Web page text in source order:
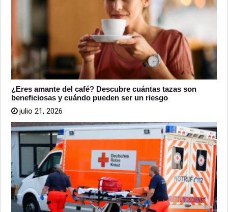
¿Eres amante del café? Descubre cuántas tazas son
beneficiosas y cuándo pueden ser un riesgo
julio 21, 2026